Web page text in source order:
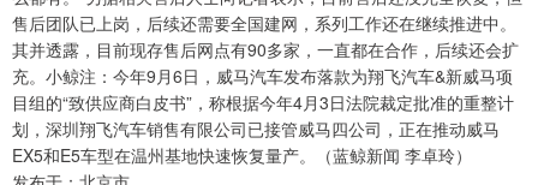
售后团队已上岗，后续还需要全国建网，系列工作还在继续推进中。
其并透露，目前现存售后网点有90多家，一直都在合作，后续还会扩
充。小鲸注：今年9月6日，威马汽车发布落款为翔飞汽车&新威马项
目组的“致供应商白皮书”，称根据今年4月3日法院裁定批准的重整计
划，深圳翔飞汽车销售有限公司已接管威马四公司，正在推动威马
EX5和E5车型在温州基地快速恢复量产。（蓝鲸新闻 李卓玲）